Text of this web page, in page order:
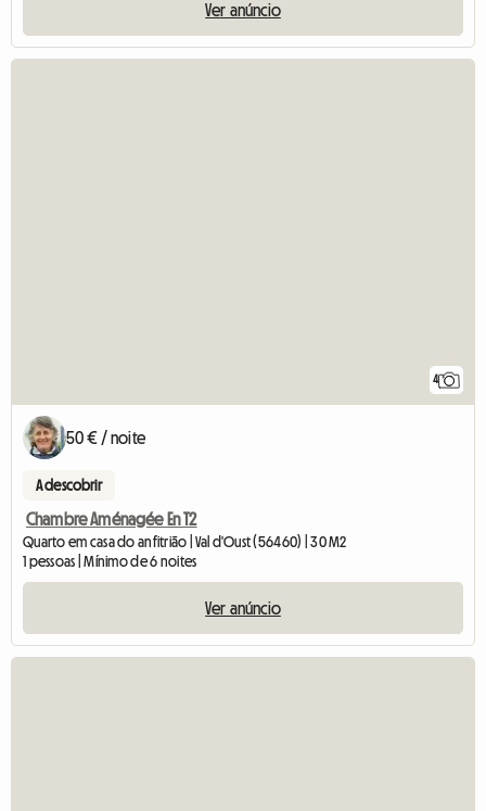
Ver anúncio
4
50 € / noite
A descobrir
Chambre Aménagée En T2
Quarto em casa do anfitrião | Val d'Oust (56460) | 30 M2
1 pessoas | Mínimo de 6 noites
Ver anúncio